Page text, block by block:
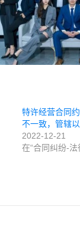
特许经营合同
不一致，管辖以
2022-12-21
在“合同纠纷-法